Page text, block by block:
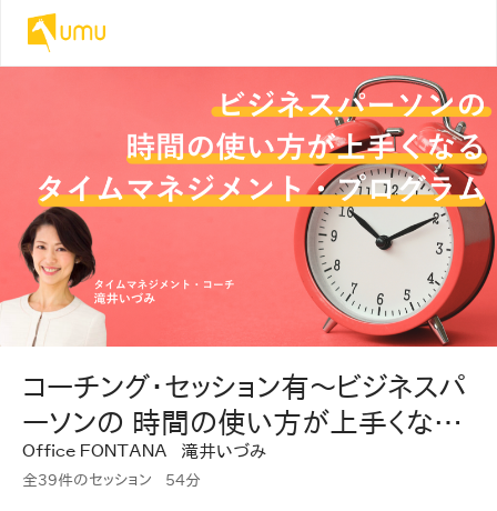
コーチング・セッション有〜ビジネスパ
ーソンの 時間の使い方が上手くなる
タイムマネジメント・プログラム
Ｏｆｆｉｃｅ ＦＯＮＴＡＮＡ 滝井いづみ
全39件のセッション 54分